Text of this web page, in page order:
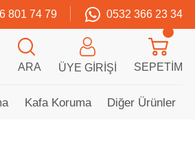
801 74 79 0532 366 23 34
ARA ÜYE GIRIŞI SEPETIM
Kafa Koruma Diğer Ürünler